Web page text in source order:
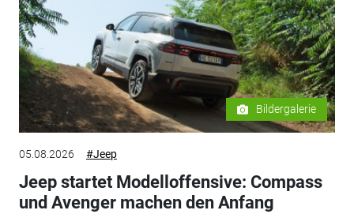
Bildergalerie
05.08.2026 #Jeep
Jeep startet Modelloffensive: Compass
und Avenger machen den Anfang